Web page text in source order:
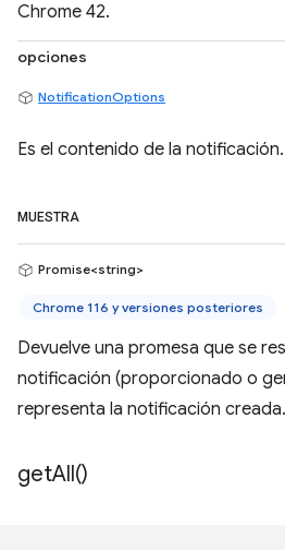
Chrome 42.
opciones
NotificationOptions
Es el contenido de la notificación.
MUESTRA
Promise<string>
Chrome 116 y versiones posteriores
Devuelve una promesa que se
notificación (proporcionado o
representa la notificación creada.
getAll()